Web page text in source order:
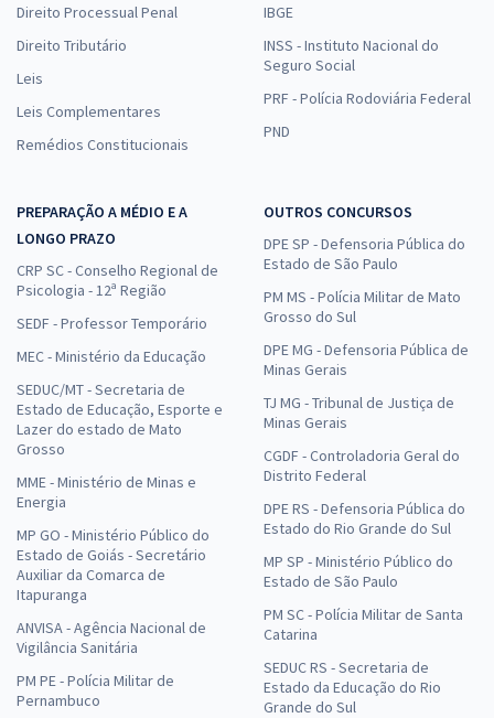
Direito Processual Penal
Direito Tributário
Leis
Leis Complementares
Remédios Constitucionais
IBGE
INSS - Instituto Nacional do
Seguro Social
PRF - Polícia Rodoviária Federal
PND
PREPARAÇÃO A MÉDIO E A
LONGO PRAZO
CRP SC - Conselho Regional de
Psicologia - 12ª Região
SEDF - Professor Temporário
MEC - Ministério da Educação
SEDUC/MT - Secretaria de
Estado de Educação, Esporte e
Lazer do estado de Mato
Grosso
MME - Ministério de Minas e
Energia
MP GO - Ministério Público do
Estado de Goiás - Secretário
Auxiliar da Comarca de
Itapuranga
ANVISA - Agência Nacional de
Vigilância Sanitária
PM PE - Polícia Militar de
Pernambuco
OUTROS CONCURSOS
DPE SP - Defensoria Pública do
Estado de São Paulo
PM MS - Polícia Militar de Mato
Grosso do Sul
DPE MG - Defensoria Pública de
Minas Gerais
TJ MG - Tribunal de Justiça de
Minas Gerais
CGDF - Controladoria Geral do
Distrito Federal
DPE RS - Defensoria Pública do
Estado do Rio Grande do Sul
MP SP - Ministério Público do
Estado de São Paulo
PM SC - Polícia Militar de Santa
Catarina
SEDUC RS - Secretaria de
Estado da Educação do Rio
Grande do Sul